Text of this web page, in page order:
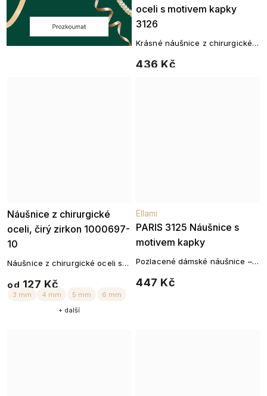
oceli s motivem kapky
3126
436 Kč
Krásné náušnice z chirurgické
Náušnice z chirurgické
oceli, čirý zirkon 1000697-
10
od 127 Kč
Náušnice z chirurgické oceli se
+ další
PARIS 3125 Náušnice s
motivem kapky
Ellami
447 Kč
Pozlacené dámské náušnice –